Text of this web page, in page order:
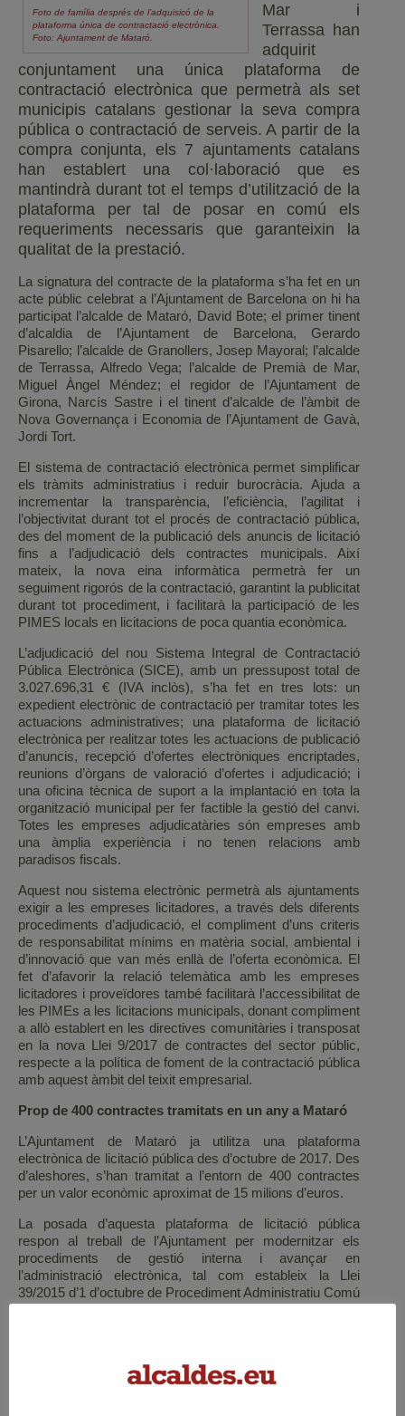
Foto de família després de l’adquisicó de la
plataforma única de contractació electrònica.
Foto: Ajuntament de Mataró.
Mar i
Terrassa han
adquirit
conjuntament una única plataforma de
contractació electrònica que permetrà als set
municipis catalans gestionar la seva compra
pública o contractació de serveis. A partir de la
compra conjunta, els 7 ajuntaments catalans
han establert una col·laboració que es
mantindrà durant tot el temps d’utilització de la
plataforma per tal de posar en comú els
requeriments necessaris que garanteixin la
qualitat de la prestació.
La signatura del contracte de la plataforma s’ha fet en un
acte públic celebrat a l’Ajuntament de Barcelona on hi ha
participat l’alcalde de Mataró, David Bote; el primer tinent
d’alcaldia de l’Ajuntament de Barcelona, Gerardo
Pisarello; l’alcalde de Granollers, Josep Mayoral; l’alcalde
de Terrassa, Alfredo Vega; l’alcalde de Premià de Mar,
Miguel Àngel Méndez; el regidor de l’Ajuntament de
Girona, Narcís Sastre i el tinent d’alcalde de l’àmbit de
Nova Governança i Economia de l’Ajuntament de Gavà,
Jordi Tort.
El sistema de contractació electrònica permet simplificar
els tràmits administratius i reduir burocràcia. Ajuda a
incrementar la transparència, l’eficiència, l’agilitat i
l’objectivitat durant tot el procés de contractació pública,
des del moment de la publicació dels anuncis de licitació
fins a l’adjudicació dels contractes municipals. Així
mateix, la nova eina informàtica permetrà fer un
seguiment rigorós de la contractació, garantint la publicitat
durant tot procediment, i facilitarà la participació de les
PIMES locals en licitacions de poca quantia econòmica.
L’adjudicació del nou Sistema Integral de Contractació
Pública Electrònica (SICE), amb un pressupost total de
3.027.696,31 € (IVA inclòs), s’ha fet en tres lots: un
expedient electrònic de contractació per tramitar totes les
actuacions administratives; una plataforma de licitació
electrònica per realitzar totes les actuacions de publicació
d’anuncis, recepció d’ofertes electròniques encriptades,
reunions d’òrgans de valoració d’ofertes i adjudicació; i
una oficina tècnica de suport a la implantació en tota la
organització municipal per fer factible la gestió del canvi.
Totes les empreses adjudicatàries són empreses amb
una àmplia experiència i no tenen relacions amb
paradisos fiscals.
Aquest nou sistema electrònic permetrà als ajuntaments
exigir a les empreses licitadores, a través dels diferents
procediments d’adjudicació, el compliment d’uns criteris
de responsabilitat mínims en matèria social, ambiental i
d’innovació que van més enllà de l’oferta econòmica. El
fet d’afavorir la relació telemàtica amb les empreses
licitadores i proveïdores també facilitarà l’accessibilitat de
les PIMEs a les licitacions municipals, donant compliment
a allò establert en les directives comunitàries i transposat
en la nova Llei 9/2017 de contractes del sector públic,
respecte a la política de foment de la contractació pública
amb aquest àmbit del teixit empresarial.
Prop de 400 contractes tramitats en un any a Mataró
L’Ajuntament de Mataró ja utilitza una plataforma
electrònica de licitació pública des d’octubre de 2017. Des
d’aleshores, s’han tramitat a l’entorn de 400 contractes
per un valor econòmic aproximat de 15 milions d’euros.
La posada d’aquesta plataforma de licitació pública
respon al treball de l’Ajuntament per modernitzar els
procediments de gestió interna i avançar en
l’administració electrònica, tal com estableix la Llei
39/2015 d’1 d’octubre de Procediment Administratiu Comú